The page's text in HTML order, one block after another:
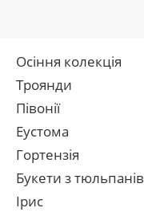
Осіння колекція
Троянди
Півонії
Еустома
Гортензія
Букети з тюльпанів
Ірис